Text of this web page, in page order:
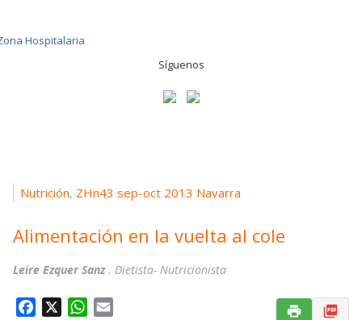
Síguenos
Nutrición, ZHn43 sep-oct 2013 Navarra
Alimentación en la vuelta al cole
Leire Ezquer Sanz. Dietista- Nutricionista
W